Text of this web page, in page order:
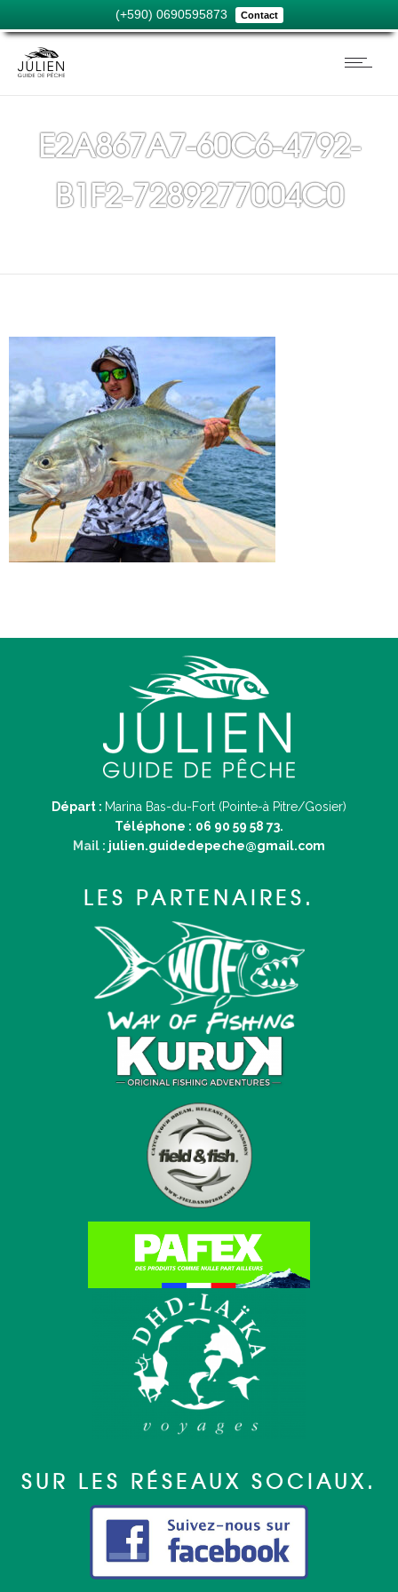
(+590) 0690595873 Contact
E2A867A7-60C6-4792-
B1F2-7289277004C0
Départ : Marina Bas-du-Fort (Pointe-à Pitre/Gosier)
Téléphone : 06 90 59 58 73.
Mail : julien.guidedepeche@gmail.com
LES PARTENAIRES.
SUR LES RÉSEAUX SOCIAUX.